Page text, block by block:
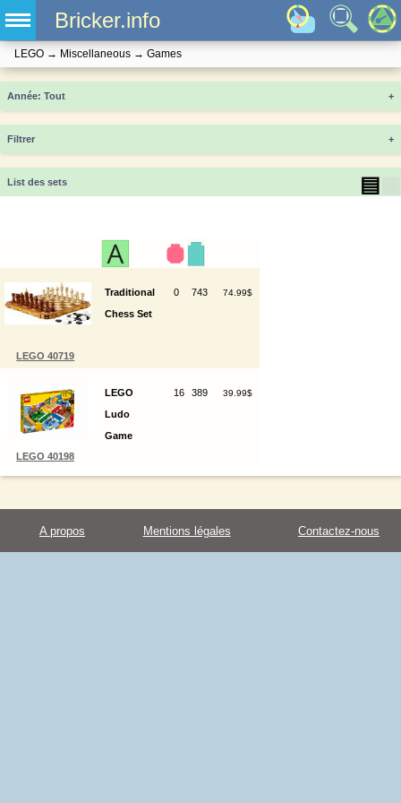
Bricker.info
LEGO → Miscellaneous → Games
Année +
Filtrer +
List des sets ▤
LEGO 40719
Traditional
Chess Set
0 743 74.99$
LEGO 40198
LEGO
Ludo
Game
16 389 39.99$
A propos Mentions légales Contactez-nous